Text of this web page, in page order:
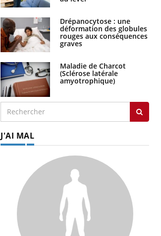
Drépanocytose : une
déformation des globules
rouges aux conséquences
graves
Maladie de Charcot
(Sclérose latérale
amyotrophique)
J'AI MAL